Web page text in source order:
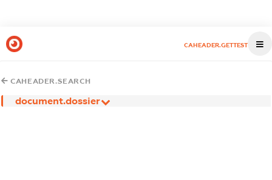
CAHEADER.GETTEST
CAHEADER.SEARCH
document.dossier